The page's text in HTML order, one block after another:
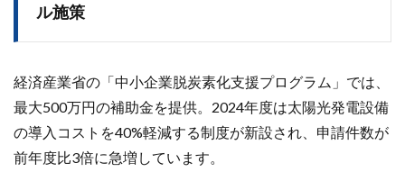
ル施策
経済産業省の「中小企業脱炭素化支援プログラム」では、
最大500万円の補助金を提供。2024年度は太陽光発電設備
の導入コストを40%軽減する制度が新設され、申請件数が
前年度比3倍に急増しています。